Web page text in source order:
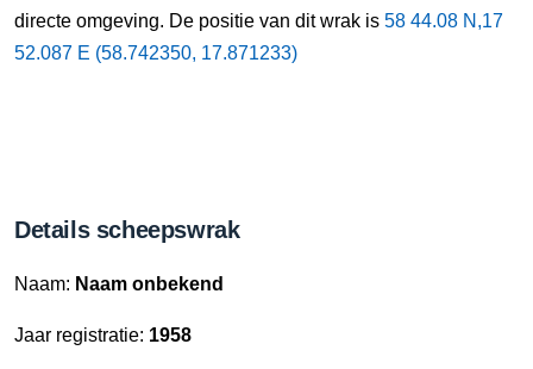
directe omgeving. De positie van dit wrak is 58 44.08 N,17
52.087 E (58.742350, 17.871233)
Details scheepswrak
Naam: Naam onbekend
Jaar registratie: 1958